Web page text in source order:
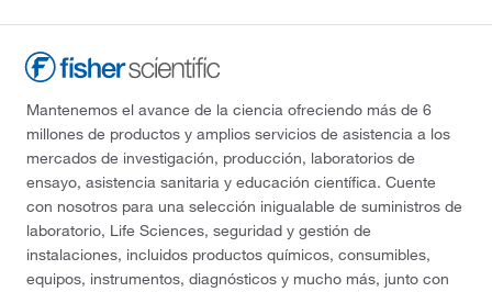
Mantenemos el avance de la ciencia ofreciendo más de 6
millones de productos y amplios servicios de asistencia a los
mercados de investigación, producción, laboratorios de
ensayo, asistencia sanitaria y educación científica. Cuente
con nosotros para una selección inigualable de suministros de
laboratorio, Life Sciences, seguridad y gestión de
instalaciones, incluidos productos químicos, consumibles,
equipos, instrumentos, diagnósticos y mucho más, junto con